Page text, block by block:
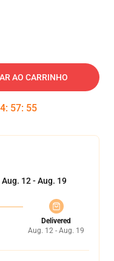
AO CARRINHO
: 57: 54
Aug. 12 - Aug. 19
Delivered
Aug. 12 - Aug. 19